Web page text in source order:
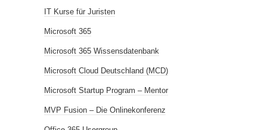
IT Kurse für Juristen
Microsoft 365
Microsoft 365 Wissensdatenbank
Microsoft Cloud Deutschland (MCD)
Microsoft Startup Program – Mentor
MVP Fusion – Die Onlinekonferenz